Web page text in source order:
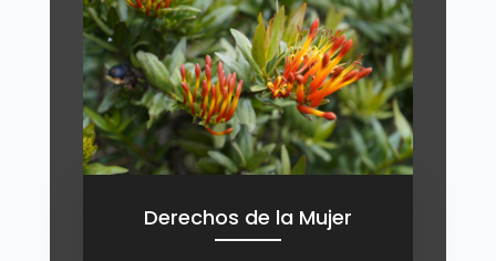
Derechos de la Mujer